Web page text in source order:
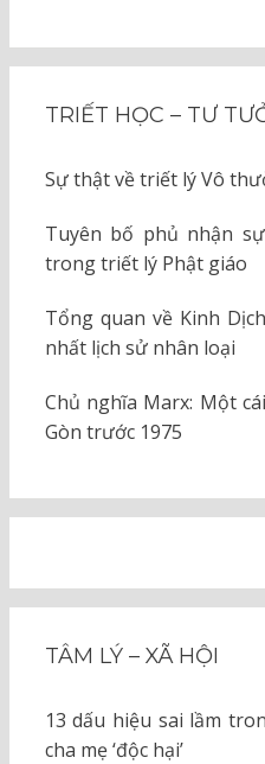
TRIẾT HỌC – TƯ
Sự thật về triết lý Vô
Tuyên bố phủ nhận
trong triết lý Phật giáo
Tổng quan về Kinh
nhất lịch sử nhân loại
Chủ nghĩa Marx: Một
Gòn trước 1975
TÂM LÝ – XÃ HỘI
13 dấu hiệu sai lầm
cha mẹ ‘độc hại’